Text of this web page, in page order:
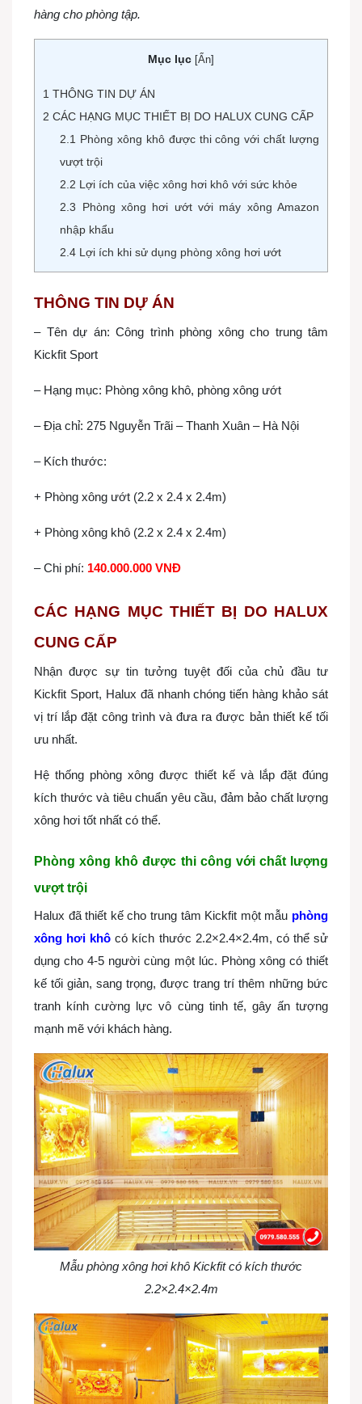
hàng cho phòng tập.
Mục lục [Ẩn]
1 THÔNG TIN DỰ ÁN
2 CÁC HẠNG MỤC THIẾT BỊ DO HALUX CUNG CẤP
2.1 Phòng xông khô được thi công với chất lượng
vượt trội
2.2 Lợi ích của việc xông hơi khô với sức khỏe
2.3 Phòng xông hơi ướt với máy xông Amazon
nhập khẩu
2.4 Lợi ích khi sử dụng phòng xông hơi ướt
THÔNG TIN DỰ ÁN
– Tên dự án: Công trình phòng xông cho trung tâm
Kickfit Sport
– Hạng mục: Phòng xông khô, phòng xông ướt
– Địa chỉ: 275 Nguyễn Trãi – Thanh Xuân – Hà Nội
– Kích thước:
+ Phòng xông ướt (2.2 x 2.4 x 2.4m)
+ Phòng xông khô (2.2 x 2.4 x 2.4m)
– Chi phí: 140.000.000 VNĐ
CÁC HẠNG MỤC THIẾT BỊ DO HALUX
CUNG CẤP
Nhận được sự tin tưởng tuyệt đối của chủ đầu tư
Kickfit Sport, Halux đã nhanh chóng tiến hàng khảo sát
vị trí lắp đặt công trình và đưa ra được bản thiết kế tối
ưu nhất.
Hệ thống phòng xông được thiết kế và lắp đặt đúng
kích thước và tiêu chuẩn yêu cầu, đảm bảo chất lượng
xông hơi tốt nhất có thể.
Phòng xông khô được thi công với chất lượng
vượt trội
Halux đã thiết kế cho trung tâm Kickfit một mẫu phòng
xông hơi khô có kích thước 2.2×2.4×2.4m, có thể sử
dụng cho 4-5 người cùng một lúc. Phòng xông có thiết
kế tối giản, sang trọng, được trang trí thêm những bức
tranh kính cường lực vô cùng tinh tế, gây ấn tượng
mạnh mẽ với khách hàng.
Mẫu phòng xông hơi khô Kickfit có kích thước
2.2×2.4×2.4m